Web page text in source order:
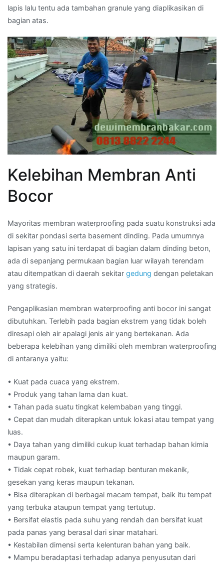
lapis lalu tentu ada tambahan granule yang diaplikasikan di
bagian atas.
Kelebihan Membran Anti
Bocor
Mayoritas membran waterproofing pada suatu konstruksi ada
di sekitar pondasi serta basement dinding. Pada umumnya
lapisan yang satu ini terdapat di bagian dalam dinding beton,
ada di sepanjang permukaan bagian luar wilayah terendam
atau ditempatkan di daerah sekitar gedung dengan peletakan
yang strategis.
Pengaplikasian membran waterproofing anti bocor ini sangat
dibutuhkan. Terlebih pada bagian ekstrem yang tidak boleh
diresapi oleh air apalagi jenis air yang bertekanan. Ada
beberapa kelebihan yang dimiliki oleh membran waterproofing
di antaranya yaitu:
• Kuat pada cuaca yang ekstrem.
• Produk yang tahan lama dan kuat.
• Tahan pada suatu tingkat kelembaban yang tinggi.
• Cepat dan mudah diterapkan untuk lokasi atau tempat yang
luas.
• Daya tahan yang dimiliki cukup kuat terhadap bahan kimia
maupun garam.
• Tidak cepat robek, kuat terhadap benturan mekanik,
gesekan yang keras maupun tekanan.
• Bisa diterapkan di berbagai macam tempat, baik itu tempat
yang terbuka ataupun tempat yang tertutup.
• Bersifat elastis pada suhu yang rendah dan bersifat kuat
pada panas yang berasal dari sinar matahari.
• Kestabilan dimensi serta kelenturan bahan yang baik.
• Mampu beradaptasi terhadap adanya penyusutan dari